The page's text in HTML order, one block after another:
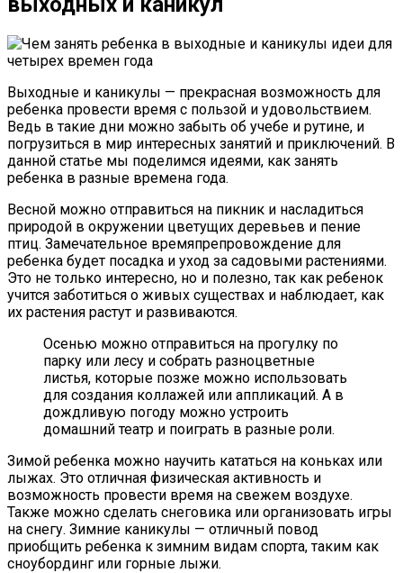
Выходные и каникулы — прекрасная возможность для
ребенка провести время с пользой и удовольствием.
Ведь в такие дни можно забыть об учебе и рутине, и
погрузиться в мир интересных занятий и приключений. В
данной статье мы поделимся идеями, как занять
ребенка в разные времена года.
Весной можно отправиться на пикник и насладиться
природой в окружении цветущих деревьев и пение
птиц. Замечательное времяпрепровождение для
ребенка будет посадка и уход за садовыми растениями.
Это не только интересно, но и полезно, так как ребенок
учится заботиться о живых существах и наблюдает, как
их растения растут и развиваются.
Осенью можно отправиться на прогулку по
парку или лесу и собрать разноцветные
листья, которые позже можно использовать
для создания коллажей или аппликаций. А в
дождливую погоду можно устроить
домашний театр и поиграть в разные роли.
Зимой ребенка можно научить кататься на коньках или
лыжах. Это отличная физическая активность и
возможность провести время на свежем воздухе.
Также можно сделать снеговика или организовать игры
на снегу. Зимние каникулы — отличный повод
приобщить ребенка к зимним видам спорта, таким как
сноубординг или горные лыжи.